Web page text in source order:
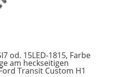
od. 15LED-1815, Farbe
am heckseitigen
Transit Custom H1